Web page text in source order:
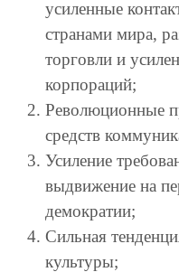
усиленные
странами мира,
торговли и
корпораций;
Революционные
средств
Усиление
выдвижение на
демократии;
Сильная
культуры;